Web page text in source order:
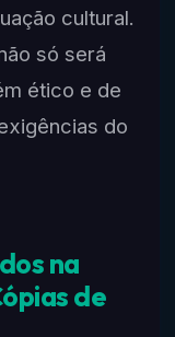
cultural.
só será
ético e de
do
na
de